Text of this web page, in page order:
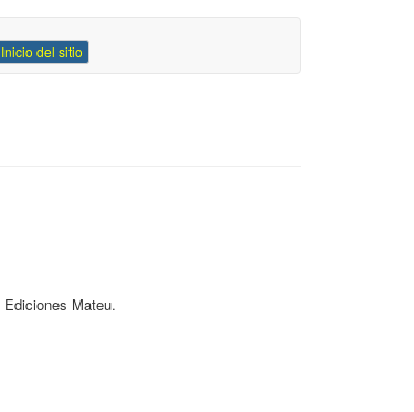
Inicio del sitio
Ediciones Mateu.